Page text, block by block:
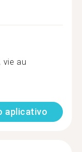
vie au
aplicativo